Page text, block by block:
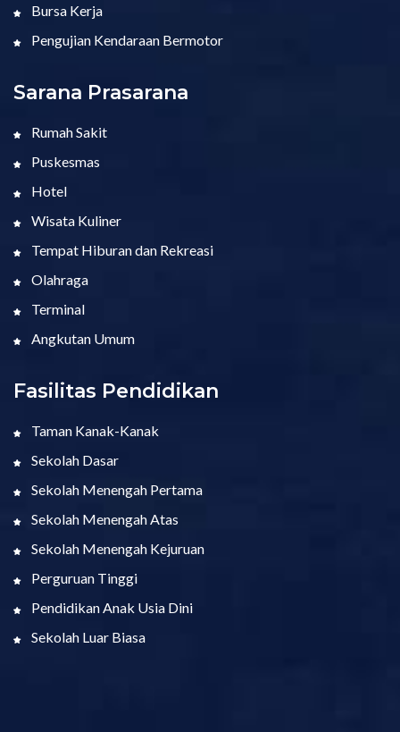
Bursa Kerja
Pengujian Kendaraan Bermotor
Sarana Prasarana
Rumah Sakit
Puskesmas
Hotel
Wisata Kuliner
Tempat Hiburan dan Rekreasi
Olahraga
Terminal
Angkutan Umum
Fasilitas Pendidikan
Taman Kanak-Kanak
Sekolah Dasar
Sekolah Menengah Pertama
Sekolah Menengah Atas
Sekolah Menengah Kejuruan
Perguruan Tinggi
Pendidikan Anak Usia Dini
Sekolah Luar Biasa